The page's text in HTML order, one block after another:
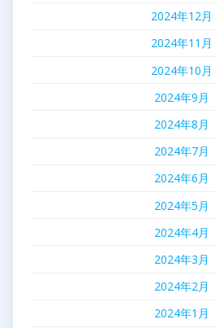
2024年12月
2024年11月
2024年10月
2024年9月
2024年8月
2024年7月
2024年6月
2024年5月
2024年4月
2024年3月
2024年2月
2024年1月